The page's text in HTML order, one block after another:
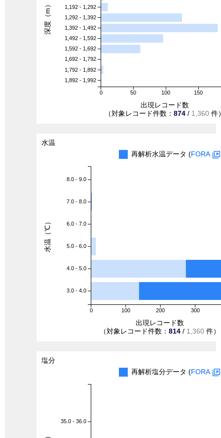
0 50 100 150
1,192 - 1,292
1,292 - 1,392
1,392 - 1,492
1,492 - 1,592
1,592 - 1,692
1,692 - 1,792
1,792 - 1,892
1,892 - 1,992
出現レコード数
（対象レコード件数： 874 / 1,360 件
深度（m）
水温
再解析水温データ (FORA
0 100 200 300
8.0 - 9.0
7.0 - 8.0
6.0 - 7.0
5.0 - 6.0
4.0 - 5.0
3.0 - 4.0
出現レコード数
（対象レコード件数： 814 / 1,360 件）
水温（℃）
塩分
再解析塩分データ (FORA
35.0 - 36.0